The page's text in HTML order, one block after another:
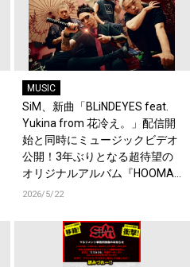
MUSIC
SiM、新曲「BLiNDEYES feat.
Yukina from 花冷え。」配信開
始と同時にミュージックビデオ
公開！3年ぶりとなる超待望の
オリジナルアルバム『HOOMAN
AFTER ALL』リリース決定！
2026/5/22